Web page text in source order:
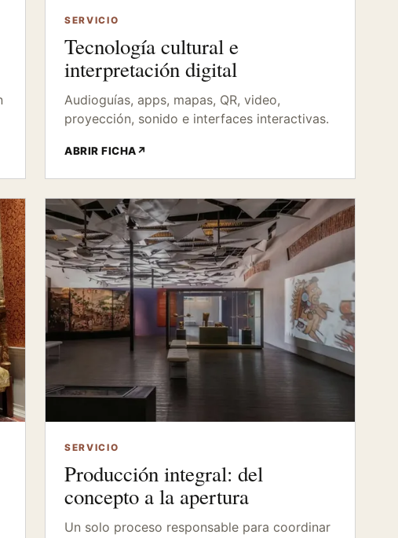
SERVICIO
Tecnología cultural e
interpretación digital
Audioguías, apps, mapas, QR, video,
proyección, sonido e interfaces interactivas.
ABRIR FICHA↗
SERVICIO
Producción integral: del
concepto a la apertura
Un solo proceso responsable para coordinar